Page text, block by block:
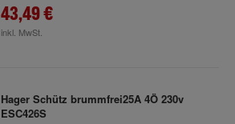
43,49 €
inkl. MwSt.
Hager Schütz brummfrei25A 4Ö 230v
ESC426S